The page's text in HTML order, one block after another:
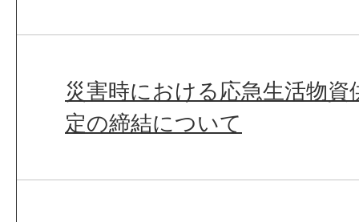
災害時における応急生活物
定の締結について